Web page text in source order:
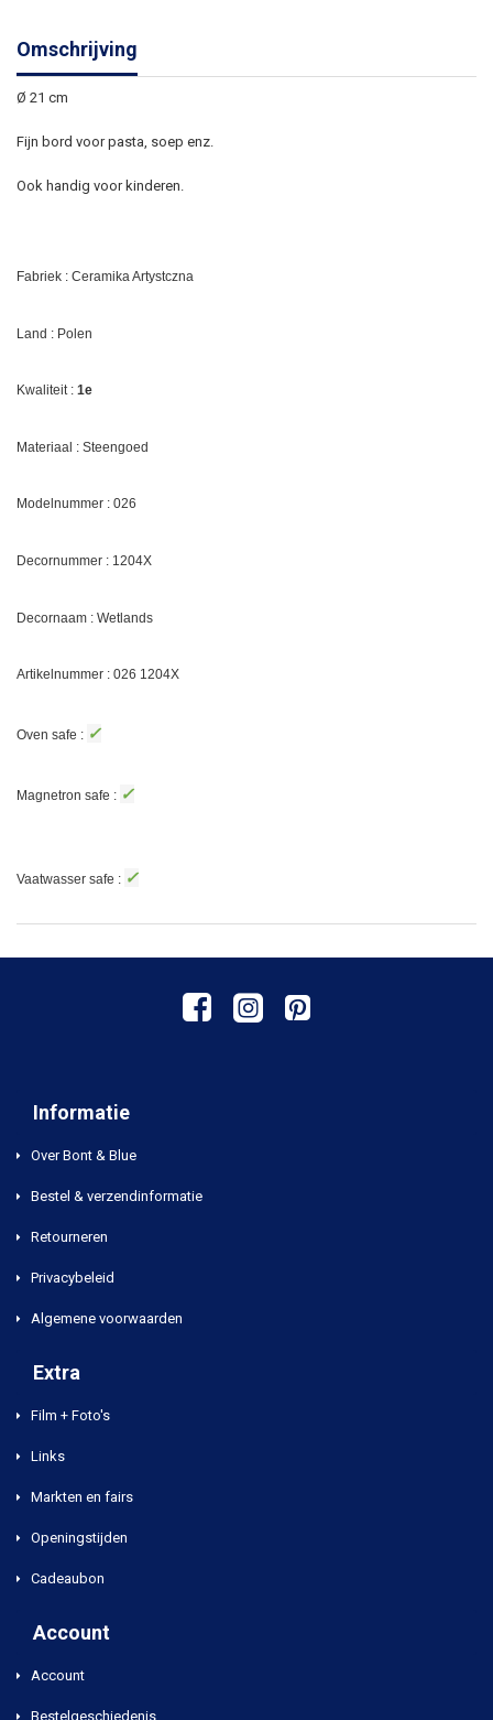
Omschrijving
Ø 21 cm
Fijn bord voor pasta, soep enz.
Ook handig voor kinderen.
Fabriek : Ceramika Artystczna
Land : Polen
Kwaliteit : 1e
Materiaal : Steengoed
Modelnummer : 026
Decornummer : 1204X
Decornaam : Wetlands
Artikelnummer : 026 1204X
Oven safe : ✓
Magnetron safe : ✓
Vaatwasser safe : ✓
Informatie
Over Bont & Blue
Bestel & verzendinformatie
Retourneren
Privacybeleid
Algemene voorwaarden
Extra
Film + Foto's
Links
Markten en fairs
Openingstijden
Cadeaubon
Account
Account
Bestelgeschiedenis